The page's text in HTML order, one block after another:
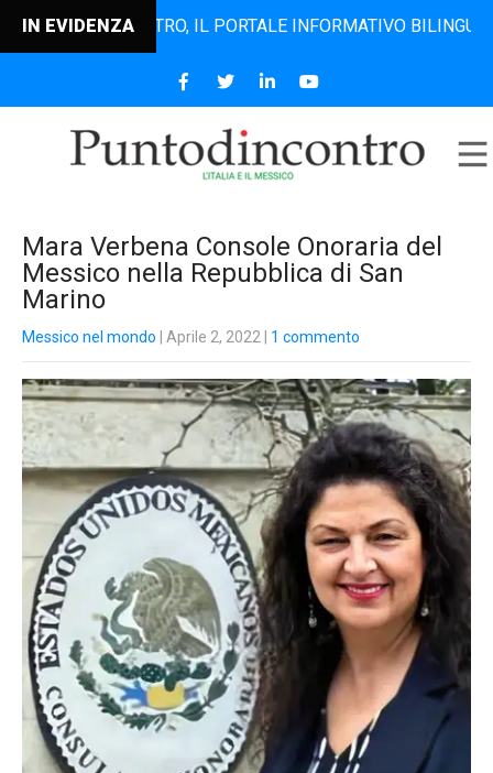
IN EVIDENZA IL PORTALE INFORMATIVO BILINGUE
Mara Verbena Console Onoraria del
Messico nella Repubblica di San
Marino
Messico nel mondo | Aprile 2, 2022 1 commento